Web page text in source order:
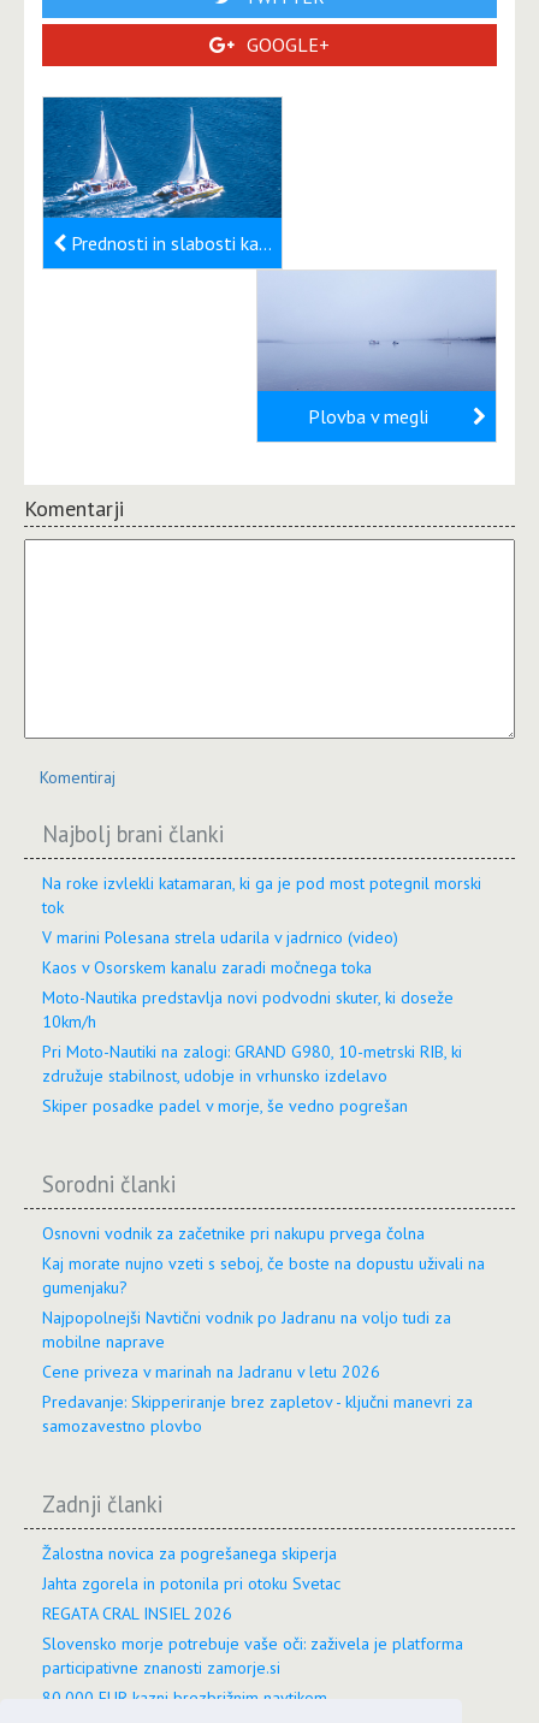
GOOGLE+
Prednosti in slabosti katamaranov
Plovba v megli
Komentarji
Komentiraj
Najbolj brani članki
Na roke izvlekli katamaran, ki ga je pod most potegnil morski
tok
V marini Polesana strela udarila v jadrnico (video)
Kaos v Osorskem kanalu zaradi močnega toka
Moto-Nautika predstavlja novi podvodni skuter, ki doseže
10km/h
Pri Moto-Nautiki na zalogi: GRAND G980, 10-metrski RIB, ki
združuje stabilnost, udobje in vrhunsko izdelavo
Skiper posadke padel v morje, še vedno pogrešan
Sorodni članki
Osnovni vodnik za začetnike pri nakupu prvega čolna
Kaj morate nujno vzeti s seboj, če boste na dopustu uživali na
gumenjaku?
Najpopolnejši Navtični vodnik po Jadranu na voljo tudi za
mobilne naprave
Cene priveza v marinah na Jadranu v letu 2026
Predavanje: Skipperiranje brez zapletov - ključni manevri za
samozavestno plovbo
Zadnji članki
Žalostna novica za pogrešanega skiperja
Jahta zgorela in potonila pri otoku Svetac
REGATA CRAL INSIEL 2026
Slovensko morje potrebuje vaše oči: zaživela je platforma
participativne znanosti zamorje.si
80.000 EUR kazni brezbrižnim navtikom